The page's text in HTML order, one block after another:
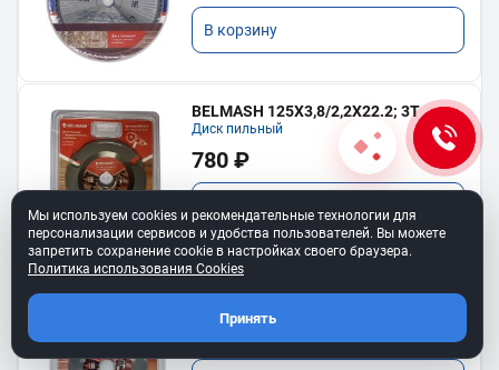
В корзину
BELMASH 125X3,8/2,2X22.2; 3T
Диск пильный
780 ₽
710 ₽
Мы используем cookies и рекомендательные технологии для
персонализации сервисов и удобства пользователей. Вы можете
запретить сохранение cookie в настройках своего браузера.
Политика использования Cookies
Принять